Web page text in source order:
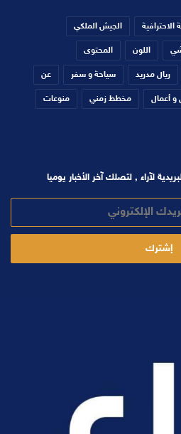
الاحترافية الجيش الملكي
اللون المحتوى
ريال مدريد سياحة و سفر عن
و أعمال مخطط زمني منوعات
لآراء , لتصلك آخر الأخبار يوميا